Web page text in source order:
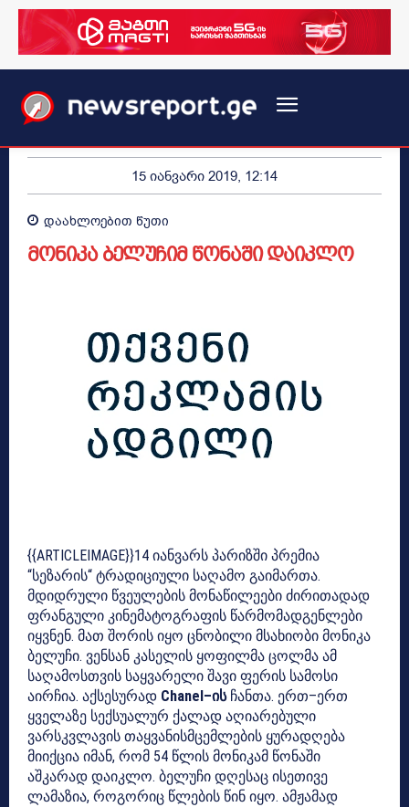
15 იანვარი 2019, 12:14
დაახლოებით წუთი
მონიკა ბელუჩიმ წონაში დაიკლო
{{ARTICLEIMAGE}}14 იანვარს პარიზში პრემია
“სეზარის“ ტრადიციული საღამო გაიმართა.
მდიდრული წვეულების მონაწილეები ძირითადად
ფრანგული კინემატოგრაფის წარმომადგენლები
იყვნენ. მათ შორის იყო ცნობილი მსახიობი მონიკა
ბელუჩი. ვენსან კასელის ყოფილმა ცოლმა ამ
საღამოსთვის საყვარელი შავი ფერის სამოსი
აირჩია. აქსესურად Chanel–ისჩანთა. ერთ–ერთ
ყველაზე სექსუალურ ქალად აღიარებული
ვარსკვლავის თაყვანისმცემლების ყურადღება
მიიქცია იმან, რომ 54 წლის მონიკამ წონაში
აშკარად დაიკლო. ბელუჩი დღესაც ისეთივე
ლამაზია, როგორიც წლების წინ იყო. ამჟამად